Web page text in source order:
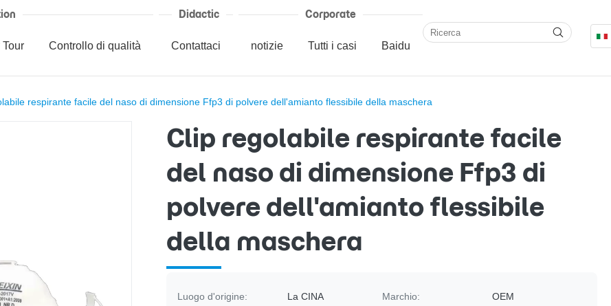
Tour Controllo di qualità
Didactic
Contattaci
Corporate
notizie Tutti i casi Baidu
respirante facile del naso di dimensione Ffp3 di polvere dell'amianto flessibile della maschera
Clip regolabile respirante facile
del naso di dimensione Ffp3 di
polvere dell'amianto flessibile
della maschera
Luogo d'origine: La CINA Marchio: OEM